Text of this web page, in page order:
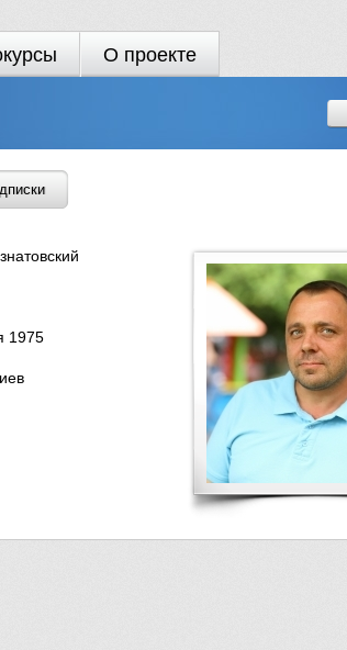
О проекте
1975